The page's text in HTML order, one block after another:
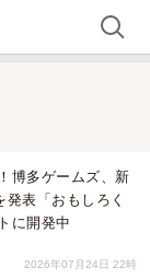
博多ゲームズ、新
表「おもしろく
に開発中
2026年07月24日 22時